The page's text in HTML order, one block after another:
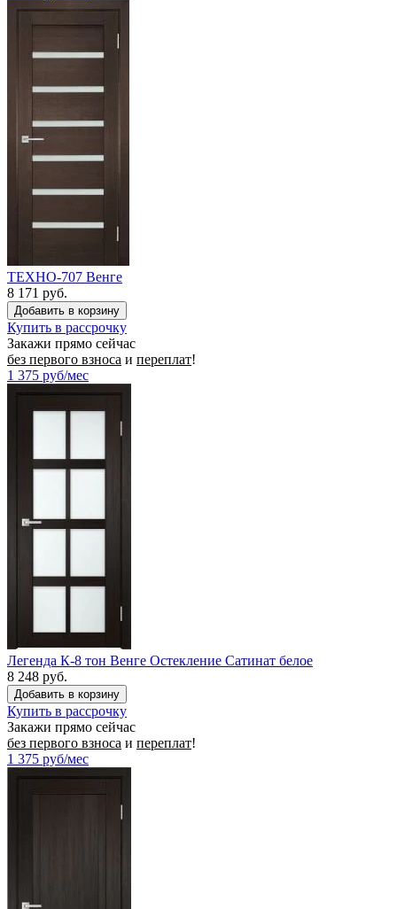
ТЕХНО-707 Венге
8 171 руб.
Купить в рассрочку
Закажи прямо сейчас
без первого взноса и переплат!
1 375 руб/мес
Легенда К-8 тон Венге Остекление Сатинат белое
8 248 руб.
Купить в рассрочку
Закажи прямо сейчас
без первого взноса и переплат!
1 375 руб/мес